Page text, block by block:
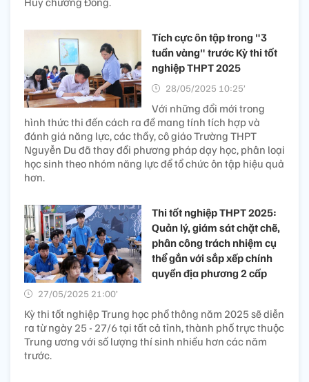
Tích cực ôn tập trong "3
tuần vàng" trước Kỳ thi tốt
nghiệp THPT 2025
28/05/2025 10:25’
Với những đổi mới trong
hình thức thi đến cách ra đề mang tính tích hợp và
đánh giá năng lực, các thầy, cô giáo Trường THPT
Nguyễn Du đã thay đổi phương pháp dạy học, phân loại
học sinh theo nhóm năng lực để tổ chức ôn tập hiệu quả
hơn.
Thi tốt nghiệp THPT 2025:
Quản lý, giám sát chặt chẽ,
phân công trách nhiệm cụ
thể gắn với sắp xếp chính
quyền địa phương 2 cấp
27/05/2025 21:00’
Kỳ thi tốt nghiệp Trung học phổ thông năm 2025 sẽ diễn
ra từ ngày 25 - 27/6 tại tất cả tỉnh, thành phố trực thuộc
Trung ương với số lượng thí sinh nhiều hơn các năm
trước.